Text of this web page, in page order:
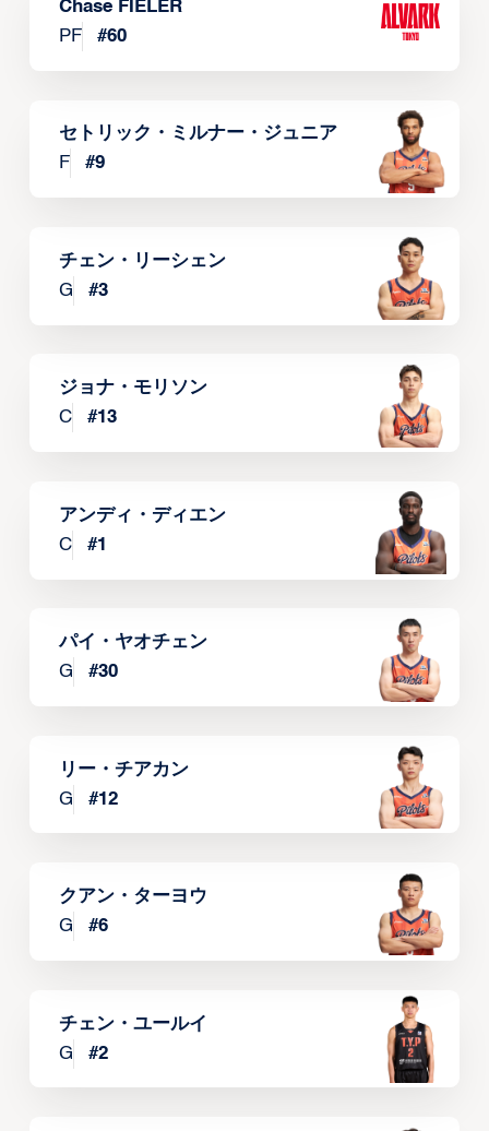
Chase FIELER
PF
#60
セトリック・ミルナー・ジュニア
F
#9
チェン・リーシェン
G
#3
ジョナ・モリソン
C
#13
アンディ・ディエン
C
#1
パイ・ヤオチェン
G
#30
リー・チアカン
G
#12
クアン・ターヨウ
G
#6
チェン・ユールイ
G
#2